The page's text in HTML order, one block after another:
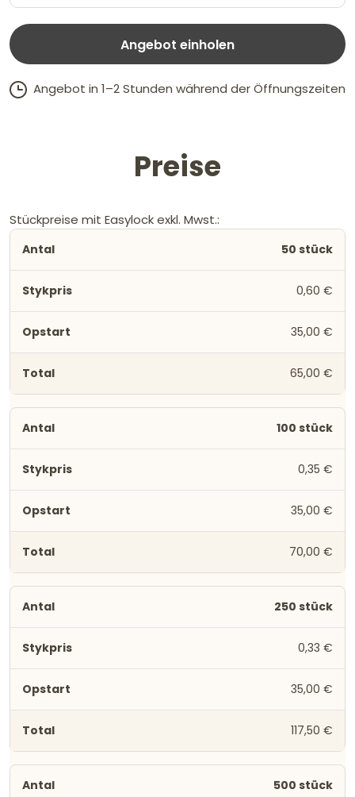
Angebot einholen
Angebot in 1–2 Stunden während der Öffnungszeiten
Preise
Stückpreise mit Easylock exkl. Mwst.:
50 stück
0,60 €
35,00 €
65,00 €
100 stück
0,35 €
35,00 €
70,00 €
250 stück
0,33 €
35,00 €
117,50 €
500 stück